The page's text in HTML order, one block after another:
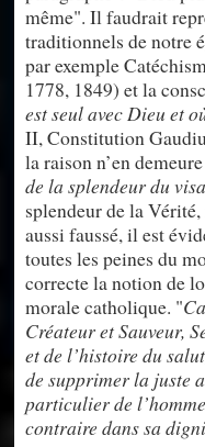
même". Il faudrait
traditionnels de notre
par exemple
1778, 1849) et la
est seul avec Dieu et
II, Constitution
la raison n’en
de la splendeur du
splendeur de la
aussi faussé, il est
toutes les peines du
correcte la notion de
morale catholique. "
Créateur et Sauveur,
et de l’histoire du
de supprimer la juste
particulier de
contraire dans sa